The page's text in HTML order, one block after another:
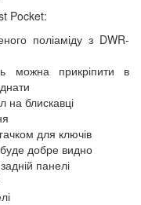
Pocket:
поліаміду з DWR-
можна прикріпити в
на блискавці
для ключів
буде добре видно
панелі